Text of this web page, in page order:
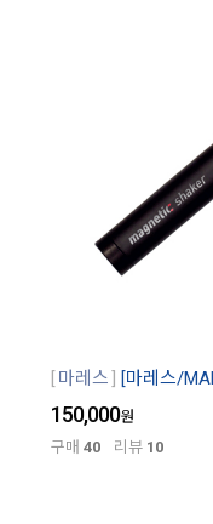
마레스 [마레스/
150,000원
구매 40 리뷰 10